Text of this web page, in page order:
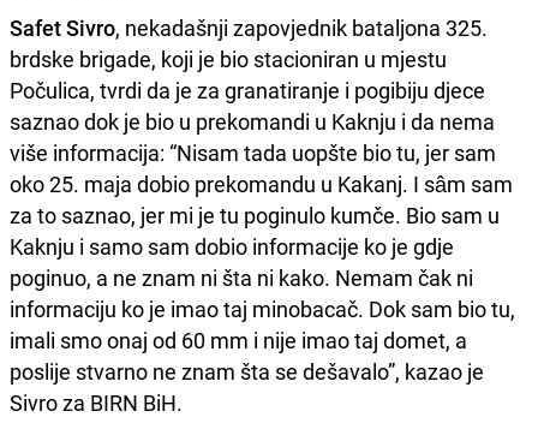
Safet Sivro, nekadašnji zapovjednik bataljona 325.
brdske brigade, koji je bio stacioniran u mjestu
Počulica, tvrdi da je za granatiranje i pogibiju djece
saznao dok je bio u prekomandi u Kaknju i da nema
više informacija: “Nisam tada uopšte bio tu, jer sam
oko 25. maja dobio prekomandu u Kakanj. I sâm sam
za to saznao, jer mi je tu poginulo kumče. Bio sam u
Kaknju i samo sam dobio informacije ko je gdje
poginuo, a ne znam ni šta ni kako. Nemam čak ni
informaciju ko je imao taj minobacač. Dok sam bio tu,
imali smo onaj od 60 mm i nije imao taj domet, a
poslije stvarno ne znam šta se dešavalo”, kazao je
Sivro za BIRN BiH.